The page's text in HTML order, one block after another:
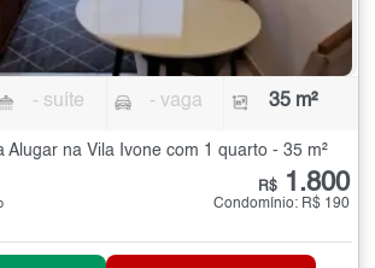
- suíte - vaga 35 m²
Alugar na Vila Ivone com 1 quarto - 35 m²
R$ 1.800
Condomínio: R$ 190